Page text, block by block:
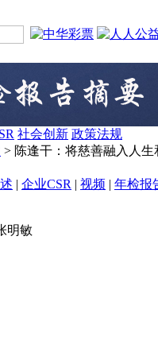
社会创新 政策法规
> 陈逢干：将慈善融入人生
| 企业CSR | 视频 | 年检报
明敏